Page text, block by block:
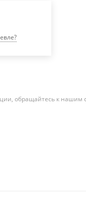
обращайтесь к нашим